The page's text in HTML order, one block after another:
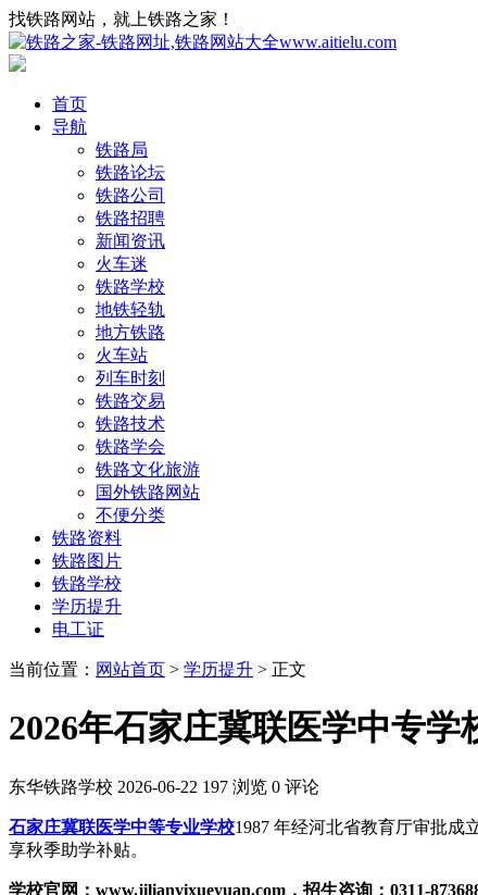
找铁路网站，就上铁路之家！
首页
导航
铁路局
铁路论坛
铁路公司
铁路招聘
新闻资讯
火车迷
铁路学校
地铁轻轨
地方铁路
火车站
列车时刻
铁路交易
铁路技术
铁路学会
铁路文化旅游
国外铁路网站
不便分类
铁路资料
铁路图片
铁路学校
学历提升
电工证
当前位置： 网站首页 > 学历提升 > 正文
2026年石家庄冀联医学中专
东华铁路学校 2026-06-22 197 浏览 0 评论
石家庄冀联医学中等专业学校1987 年经河北省教育厅审批成
享秋季助学补贴。
学校官网： www.jilianyixueyuan.com ，招生咨询：0311-